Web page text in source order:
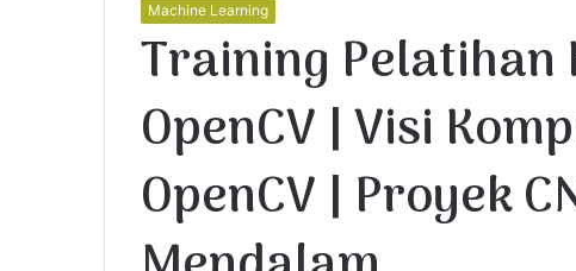
Machine Learning
Training Pelatihan
OpenCV | Visi
OpenCV | Proyek